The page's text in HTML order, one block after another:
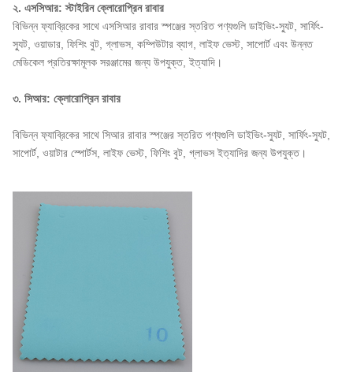
২. এসসিআর: স্টাইরিন ক্লোরোপ্রিন রাবার
বিভিন্ন ফ্যাব্রিকের সাথে এসসিআর রাবার স্পঞ্জের স্তরিত পণ্যগুলি ডাইভিং-স্যুট, সার্ফিং-
স্যুট, ওয়াডার, ফিশিং বুট, গ্লাভস, কম্পিউটার ব্যাগ, লাইফ ভেস্ট, সাপোর্ট এবং উন্নত
মেডিকেল প্রতিরক্ষামূলক সরঞ্জামের জন্য উপযুক্ত, ইত্যাদি।
৩. সিআর: ক্লোরোপ্রিন রাবার
বিভিন্ন ফ্যাব্রিকের সাথে সিআর রাবার স্পঞ্জের স্তরিত পণ্যগুলি ডাইভিং-স্যুট, সার্ফিং-স্যুট,
সাপোর্ট, ওয়াটার স্পোর্টস, লাইফ ভেস্ট, ফিশিং বুট, গ্লাভস ইত্যাদির জন্য উপযুক্ত।